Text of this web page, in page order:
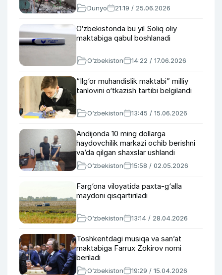
Dunyo 21:19 / 25.06.2026
O‘zbekistonda bu yil Soliq oliy
maktabiga qabul boshlanadi
O‘zbekiston 14:22 / 17.06.2026
“Ilg‘or muhandislik maktabi” milliy
tanlovini o‘tkazish tartibi belgilandi
O‘zbekiston 13:45 / 15.06.2026
Andijonda 10 ming dollarga
haydovchilik markazi ochib berishni
va’da qilgan shaxslar ushlandi
O‘zbekiston 15:58 / 02.05.2026
Farg‘ona viloyatida paxta-g‘alla
maydoni qisqartiriladi
O‘zbekiston 13:14 / 28.04.2026
Toshkentdagi musiqa va san’at
maktabiga Farrux Zokirov nomi
beriladi
O‘zbekiston 19:29 / 15.04.2026